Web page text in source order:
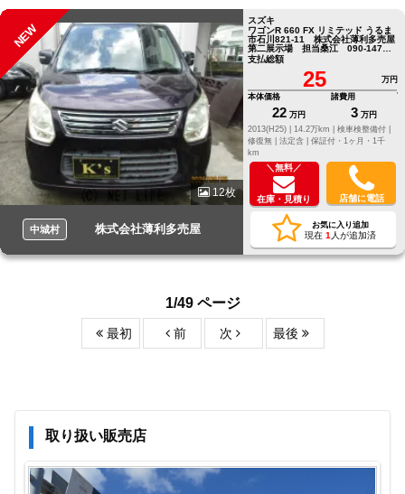
NEW
12枚
中城村 株式会社薄利多売屋
スズキ
ワゴンR 660 FX リミテッド うるま
市石川821-11 株式会社薄利多売屋
第二展示場 担当桑江 090-1472
－0119迄
支払総額
25
万円
本体価格
22 万円
諸費用
3 万円
2013(H25) |
14.2万km |
検車検整備付 |
修復無 | 法定含 | 保証付・1ヶ月・1千
km
＼無料／
在庫・見積り 店舗に電話
お気に入り追加
現在 1 人が追加済
1/49 ページ
最初 前 次 最後
取り扱い販売店